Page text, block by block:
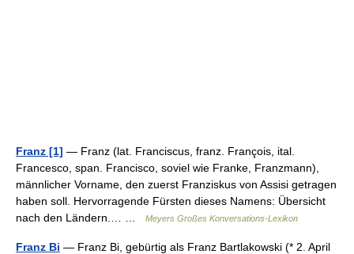
Franz [1] — Franz (lat. Franciscus, franz. François, ital.
Francesco, span. Francisco, soviel wie Franke, Franzmann),
männlicher Vorname, den zuerst Franziskus von Assisi getragen
haben soll. Hervorragende Fürsten dieses Namens: Übersicht
nach den Ländern.… …
Meyers Großes Konversations-Lexikon
Franz Bi — Franz Bi, gebürtig als Franz Bartlakowski (* 2. April